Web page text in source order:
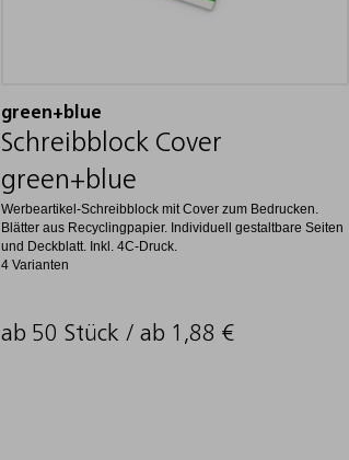
green+blue
Schreibblock Cover
green+blue
Werbeartikel-Schreibblock mit Cover zum Bedrucken.
Blätter aus Recyclingpapier. Individuell gestaltbare Seiten
und Deckblatt. Inkl. 4C-Druck.
4 Varianten
ab 50 Stück / ab 1,88 €